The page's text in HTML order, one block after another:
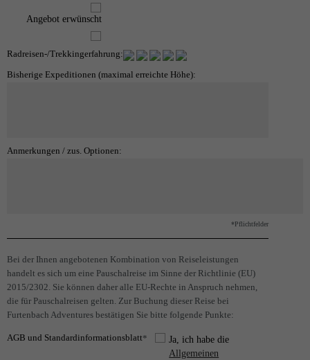
Angebot erwünscht
Radreisen-/Trekkingerfahrung:
Bisherige Expeditionen (maximal erreichte Höhe):
Anmerkungen / zus. Optionen:
*Pflichtfelder
Bei der Ihnen angebotenen Kombination von Reiseleistungen
handelt es sich um eine Pauschalreise im Sinne der Richtlinie (EU)
2015/2302. Sie können daher alle EU-Rechte in Anspruch nehmen,
die für Pauschalreisen gelten. Zur Buchung dieser Reise bei
Furtenbach Adventures bestätigen Sie bitte folgende Punkte:
AGB und Standardinformationsblatt*
Ja, ich habe die
Allgemeinen